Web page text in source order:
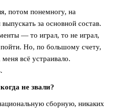
потом понемногу, на
за основной состав.
— то играл, то не играл,
Но, по большому счету,
всё устраивало.
не звали?
сборную, никаких